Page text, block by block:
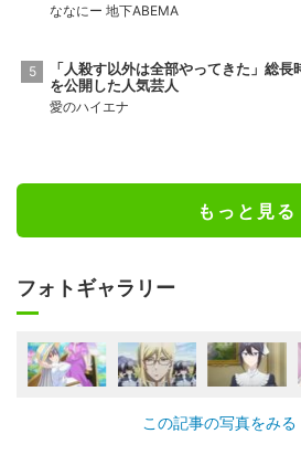
ななにー 地下ABEMA
「人殺す以外は全部やってきた」総長
を公開した人気芸人
愛のハイエナ
もっと見る
フォトギャラリー
この記事の写真をみる